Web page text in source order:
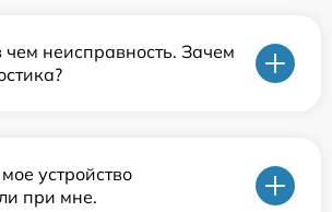
неисправность. Зачем
устройство
при мне.